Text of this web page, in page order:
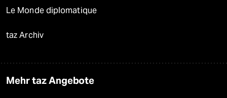
Le Monde diplomatique
taz Archiv
Mehr taz Angebote